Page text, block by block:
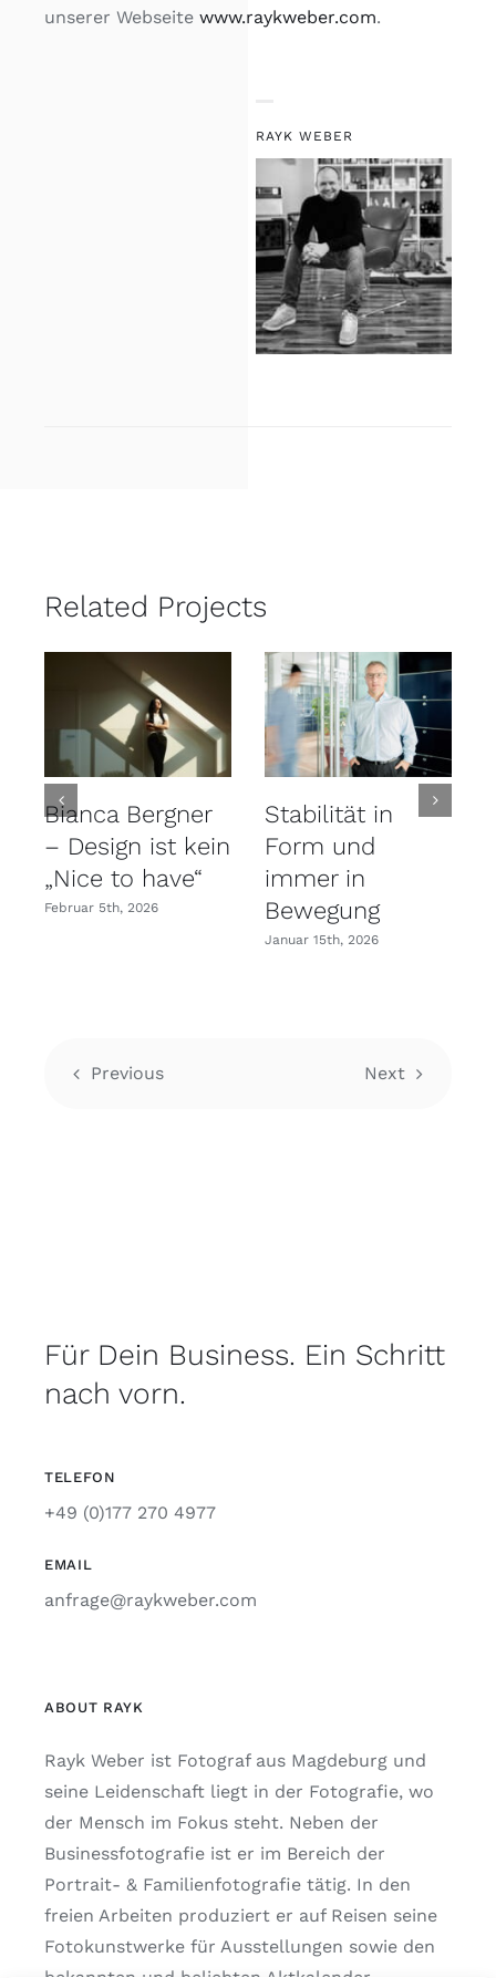
unserer Webseite www.raykweber.com.
RAYK WEBER
Related Projects
Bianca Bergner
– Design ist kein
„Nice to have“
Februar 5th, 2026
Stabilität in
Form und
immer in
Bewegung
Januar 15th, 2026
Previous Next
Für Dein Business. Ein Schritt
nach vorn.
TELEFON
+49 (0)177 270 4977
EMAIL
anfrage@raykweber.com
ABOUT RAYK
Rayk Weber ist Fotograf aus Magdeburg und
seine Leidenschaft liegt in der Fotografie, wo
der Mensch im Fokus steht. Neben der
Businessfotografie ist er im Bereich der
Portrait- & Familienfotografie tätig. In den
freien Arbeiten produziert er auf Reisen seine
Fotokunstwerke für Ausstellungen sowie den